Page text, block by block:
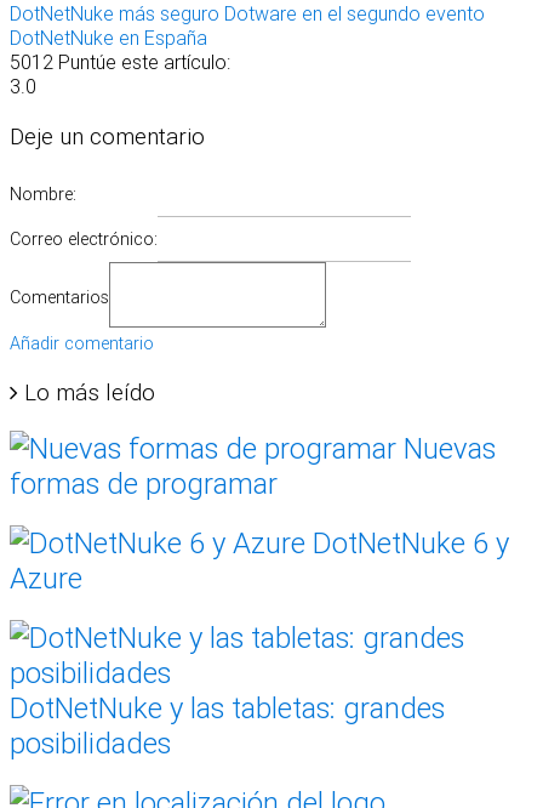
DotNetNuke más seguro Dotware en el segundo evento
DotNetNuke en España
5012 Puntúe este artículo:
3.0
Deje un comentario
Nombre:
Correo electrónico:
Comentarios
Añadir comentario
Lo más leído
Nuevas
formas de programar
DotNetNuke 6 y
Azure
DotNetNuke y las tabletas: grandes
posibilidades